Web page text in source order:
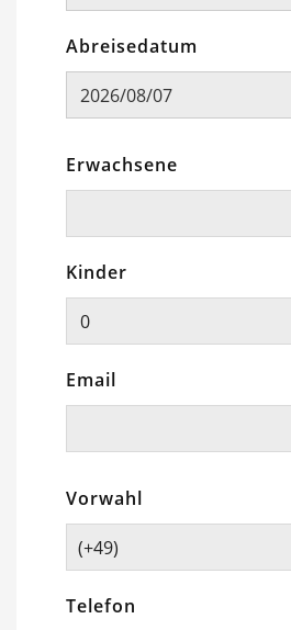
Abreisedatum
Erwachsene
Kinder
Email
Vorwahl
(+49)
Telefon